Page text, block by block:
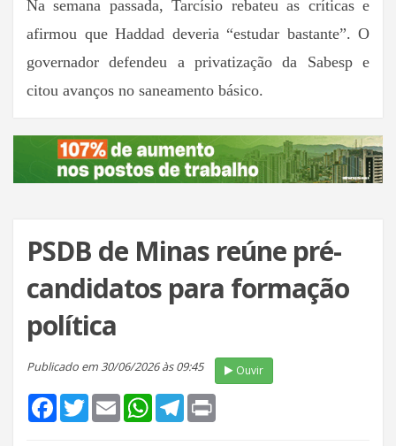
Na semana passada, Tarcísio rebateu as críticas e
afirmou que Haddad deveria “estudar bastante”. O
governador defendeu a privatização da Sabesp e
citou avanços no saneamento básico.
PSDB de Minas reúne pré-
candidatos para formação
política
Publicado em 30/06/2026 às 09:45 Ouvir
FacebookTwitterEmail WhatsApp
Telegram